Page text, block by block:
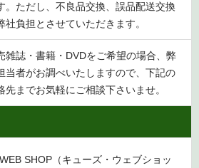
。ただし、不良品交換、誤品配送交換
社負担とさせていただきます。
雑誌・書籍・DVDをご希望の場合、弊
当者がお調べいたしますので、下記の
先までお気軽にご相談下さいませ。
SHOP（キューズ・ウェブショッ